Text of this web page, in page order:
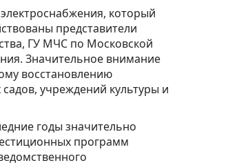
который
представители
ГУ МЧС по Московской
Значительное внимание
восстановлению
учреждений культуры и
годы значительно
программ